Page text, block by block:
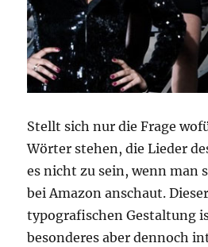
Stellt sich nur die Frage
Wörter stehen, die Lieder
es nicht zu sein, wenn man
bei Amazon anschaut.
typografischen Gestaltung
besonderes aber dennoch